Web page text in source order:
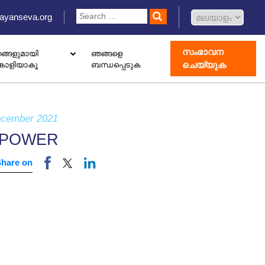
ഞങ്ങളെ
ബന്ധപ്പെടുക
സംഭാവന
ചെയ്യുക
2021
on